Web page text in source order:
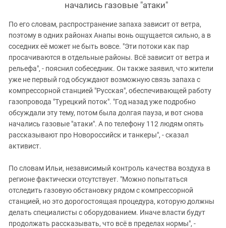
начались газовые "атаки"
По его словам, распространение запаха зависит от ветра,
поэтому в одних районах Анапы вонь ощущается сильно, а в
соседних её может не быть вовсе. "Эти потоки как пар
просачиваются в отдельные районы. Всё зависит от ветра и
рельефа", - пояснил собеседник. Он также заявил, что жители
уже не первый год обсуждают возможную связь запаха с
компрессорной станцией "Русская", обеспечивающей работу
газопровода "Турецкий поток". "Год назад уже подробно
обсуждали эту тему, потом была долгая пауза, и вот снова
начались газовые "атаки". А по телефону 112 людям опять
рассказывают про Новороссийск и танкеры", - сказал
активист.
По словам Ильи, независимый контроль качества воздуха в
регионе фактически отсутствует. "Можно попытаться
отследить газовую обстановку рядом с компрессорной
станцией, но это дорогостоящая процедура, которую должны
делать специалисты с оборудованием. Иначе власти будут
продолжать рассказывать, что всё в пределах нормы", -